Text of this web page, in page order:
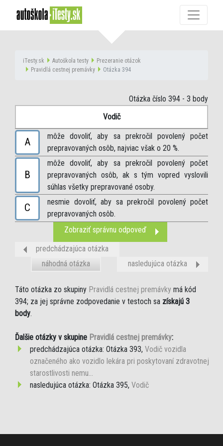
iTesty.sk Autoškola testy
Prezeranie otázok
Pravidlá cestnej premávky
Otázka 394
Otázka číslo 394 - 3 body
Vodič
A
môže dovoliť, aby sa prekročil povolený počet
prepravovaných osôb, najviac však o 20 %.
B
môže dovoliť, aby sa prekročil povolený počet
prepravovaných osôb, ak s tým vopred vyslovili
súhlas všetky prepravované osoby.
C
nesmie dovoliť, aby sa prekročil povolený počet
prepravovaných osôb.
Zobraziť správnu odpoveď
predchádzajúca otázka
nasledujúca otázka
náhodná otázka
Táto otázka zo skupiny Pravidlá cestnej premávky má kód
394; za jej správne zodpovedanie v testoch sa získajú 3
body.
Ďalšie otázky v skupine Pravidlá cestnej premávky:
predchádzajúca otázka: Otázka 393, Vodič vozidla
označeného ako vozidlo lekára pri poskytovaní zdravotnej
starostlivosti nemu...
nasledujúca otázka: Otázka 395, Vodič